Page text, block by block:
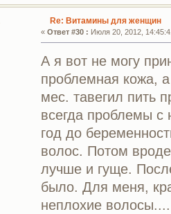
Re: Витамины для женщин
«Ответ #30 : Июля 20, 2012,
А я вот не могу
проблемная кожа,
мес. тавегил пить
всегда проблемы с
год до
волос. Потом
лучше и гуще.
было. Для меня,
неплохие